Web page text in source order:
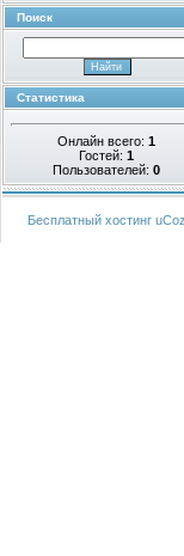
Поиск
Статистика
Онлайн всего:1
Гостей:1
Пользователей:0
Бесплатный хостинг uCoz